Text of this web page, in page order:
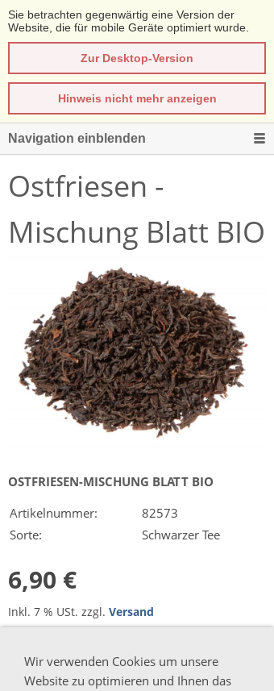
Sie betrachten gegenwärtig eine Version der
Website, die für mobile Geräte optimiert wurde.
Zur Desktop-Version
Hinweis nicht mehr anzeigen
Navigation einblenden
Ostfriesen -
Mischung Blatt BIO
OSTFRIESEN-MISCHUNG BLATT BIO
Artikelnummer:
82573
Sorte:
Schwarzer Tee
6,90 €
Inkl. 7 % USt. zzgl. Versand
Wir verwenden Cookies um unsere
Website zu optimieren und Ihnen das